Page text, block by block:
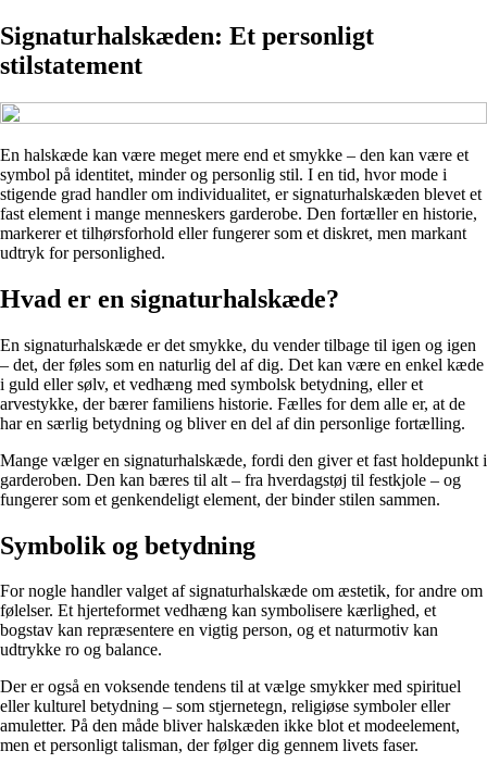
Signaturhalskæden: Et personligt
stilstatement
En halskæde kan være meget mere end et smykke – den kan være et
symbol på identitet, minder og personlig stil. I en tid, hvor mode i
stigende grad handler om individualitet, er signaturhalskæden blevet et
fast element i mange menneskers garderobe. Den fortæller en historie,
markerer et tilhørsforhold eller fungerer som et diskret, men markant
udtryk for personlighed.
Hvad er en signaturhalskæde?
En signaturhalskæde er det smykke, du vender tilbage til igen og igen
– det, der føles som en naturlig del af dig. Det kan være en enkel kæde
i guld eller sølv, et vedhæng med symbolsk betydning, eller et
arvestykke, der bærer familiens historie. Fælles for dem alle er, at de
har en særlig betydning og bliver en del af din personlige fortælling.
Mange vælger en signaturhalskæde, fordi den giver et fast holdepunkt i
garderoben. Den kan bæres til alt – fra hverdagstøj til festkjole – og
fungerer som et genkendeligt element, der binder stilen sammen.
Symbolik og betydning
For nogle handler valget af signaturhalskæde om æstetik, for andre om
følelser. Et hjerteformet vedhæng kan symbolisere kærlighed, et
bogstav kan repræsentere en vigtig person, og et naturmotiv kan
udtrykke ro og balance.
Der er også en voksende tendens til at vælge smykker med spirituel
eller kulturel betydning – som stjernetegn, religiøse symboler eller
amuletter. På den måde bliver halskæden ikke blot et modeelement,
men et personligt talisman, der følger dig gennem livets faser.